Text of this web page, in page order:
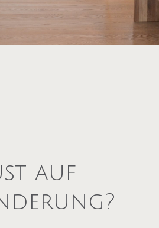
die Immobilie den eigenen
auf